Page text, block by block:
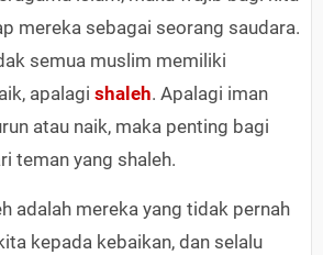
mereka sebagai seorang saudara.
semua muslim memiliki
apalagi shaleh. Apalagi iman
atau naik, maka penting bagi
teman yang shaleh.
adalah mereka yang tidak pernah
kepada kebaikan, dan selalu